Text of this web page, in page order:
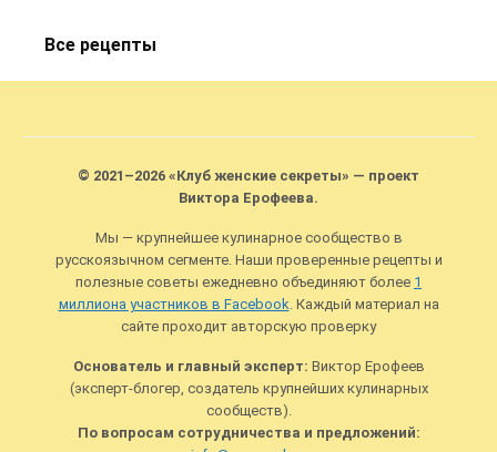
Все рецепты
© 2021–2026 «Клуб женские секреты» — проект
Виктора Ерофеева.
Мы — крупнейшее кулинарное сообщество в
русскоязычном сегменте. Наши проверенные рецепты и
полезные советы ежедневно объединяют более 1
миллиона участников в Facebook. Каждый материал на
сайте проходит авторскую проверку
Основатель и главный эксперт: Виктор Ерофеев
(эксперт-блогер, создатель крупнейших кулинарных
сообществ).
По вопросам сотрудничества и предложений: